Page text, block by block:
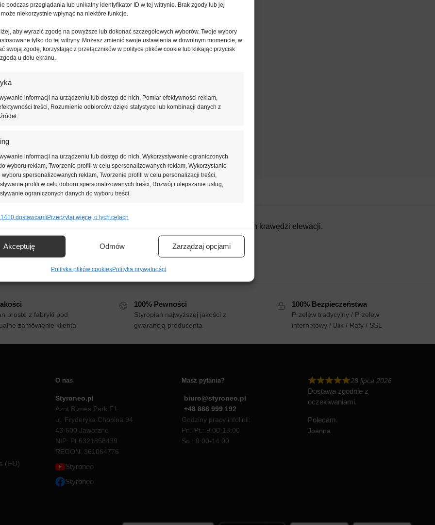
podczas przeglądania lub unikalny identyfikator ID w tej witrynie. Brak zgody lub jej
niekorzystnie wpłynąć na niektóre funkcje.
aby wyrazić zgodę na powyższe lub dokonać szczegółowych wyborów. Twoje wybory
tylko do tej witryny. Możesz zmienić swoje ustawienia w dowolnym momencie, w
swoją zgodę, korzystając z przełączników w polityce plików cookie lub klikając przycisk
u dołu ekranu.
informacji na urządzeniu lub dostęp do nich, Pomiar efektywności reklam,
treści, Rozumienie odbiorców dzięki statystyce lub kombinacji danych z
informacji na urządzeniu lub dostęp do nich, Wykorzystywanie ograniczonych
wyboru reklam, Tworzenie profili w celu spersonalizowanych reklam, Wykorzystanie
wyboru spersonalizowanych reklam, Tworzenie profili w celu personalizacji treści,
profili w celu doboru spersonalizowanych treści, Rozwój i ulepszanie usług,
ograniczonych danych do wyboru treści.
urządzeń na podstawie informacji przesyłanych automatycznie.
bezpieczeństwa, zapobieganie oszustwom i
błędów, Dostarczanie i prezentowanie reklam i treści,
dostawcamiPrzeczytaj więcej o tych celach
Akceptuję Odmów Zarządzaj opcjami
Polityka plików cookiesPolityka prywatności
3m
wzmocnienie oraz równomierne i atrakcyjne wykończenie dolnych krawędzi elewacji.
wodę z elewacji z izolacją termiczną.
prosto z fabryki pod
zamówienie klienta
100% Pewności
Styropian najwyższej jakości z
gwarancją producenta
100% Bezpieczeństwa
Przelew tradycyjny / Przelew
internetowy / Blik / Raty / SSL
(EU)
O nas
Styroneo.pl
Azot Biznes Park F1
ul. Fryderyka Chopina 94
43-600 Jaworzno
NIP: PL6321858439
REGON: 361064776
Styroneo
Styroneo
Masz pytania?
biuro@styroneo.pl
+48 888 999 192
Godziny pracy infolinii:
Pn.-Pt.: 9:00-18:00
So.: 9:00-14:00
28 lipca 2026
Dostawa zgodnie z
oczekiwaniami.
Polecam.
Joanna